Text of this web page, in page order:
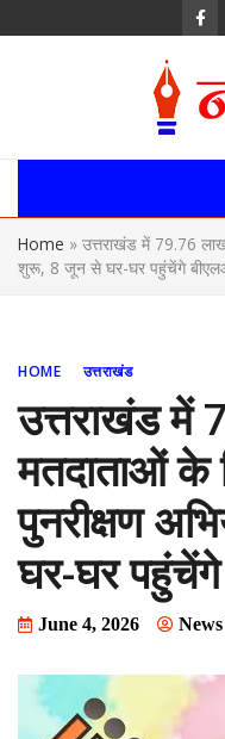
Uttar
Home » उत्तराखंड में 79.76
शुरू, 8 जून से घर-घर पहुंचेंगे
HOME उत्तराखंड
उत्तराखंड में
मतदाताओं के
पुनरीक्षण
घर-घर
June 4, 2026